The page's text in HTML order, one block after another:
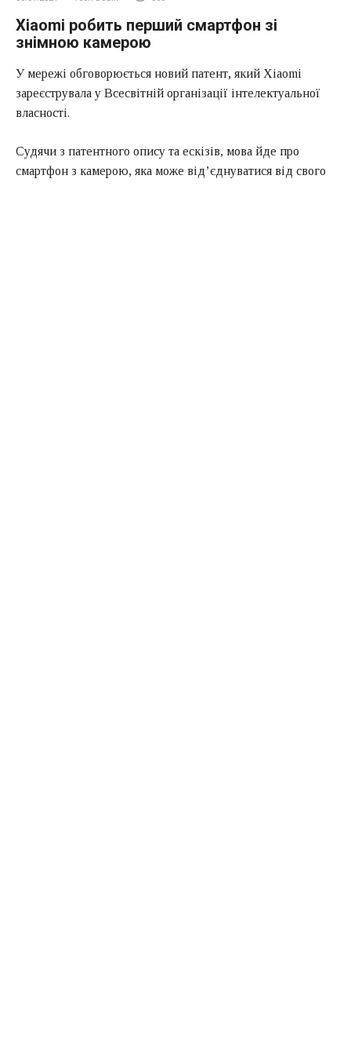
Xiaomi робить перший смартфон зі
знімною камерою
У мережі обговорюється новий патент, який Xiaomi
зареєструвала у Всесвітній організації інтелектуальної
власності.
Судячи з патентного опису та ескізів, мова йде про
смартфон з камерою, яка може від’єднуватися від свого